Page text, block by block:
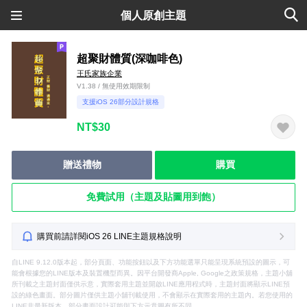
個人原創主題
超聚財體質(深咖啡色)
王氏家族企業
V1.38 / 無使用效期限制
支援iOS 26部分設計規格
NT$30
贈送禮物 購買
免費試用（主題及貼圖用到飽）
購買前請詳閱iOS 26 LINE主題規格說明
自LINE 9.12.0版本起，部分頁面、功能按鈕以及下方功能選單只能呈現系統預設的圖示，可
能會根據您的LINE版本及裝置機型而異。因平台開發商Apple, Google之政策規格，主題小舖
所刊載之主題封面僅供示意，實際套用主題並開啟LINE應用程式時，主題封面將顯示LINE預
設的綠色畫面。部分圖片僅供主題小舖刊載使用，不會顯示在實際套用的主題內。若您使用的